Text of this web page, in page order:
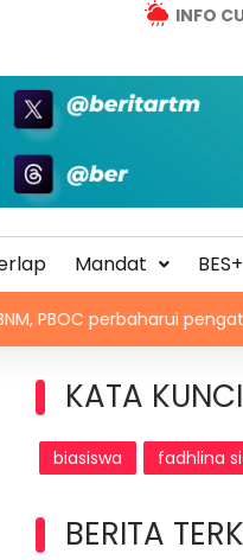
INFO
Mandat BES+
pengaturan
KATA KUNCI
biasiswa fadhlina
BERITA